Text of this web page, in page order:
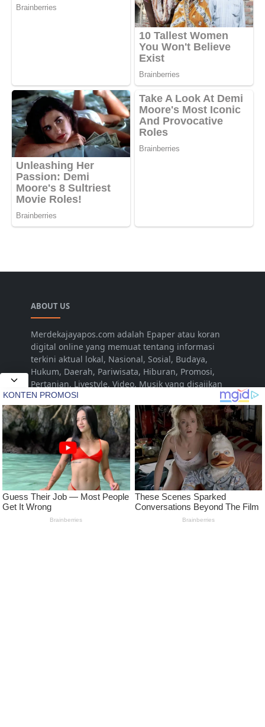
ABOUT US
Merdekajayapos.com adalah Epaper atau koran
digital online yang memuat tentang informasi
terkini aktual lokal, Nasional, Sosial, Budaya,
Hukum, Daerah, Pariwisata, Hiburan, Promosi,
Pertanian, Livestyle, Video, Musik yang disajikan
untuk dan dari Kota Jepara Indonesia. Namun
seiring dengan berjalannya waktu dalam
pengembangan, diharapkan dapat menjangkau
hingga pada tingkat Nasional
LEARN MORE
Pedoman Media Siber
Kode Etik Jurnalistik Media Siber